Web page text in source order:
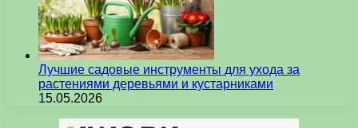
Лучшие садовые инструменты для ухода за
растениями деревьями и кустарниками
15.05.2026